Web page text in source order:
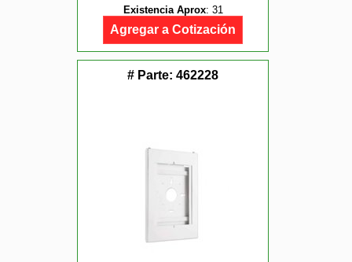
Existencia Aprox: 31
Agregar a Cotización
# Parte: 462228